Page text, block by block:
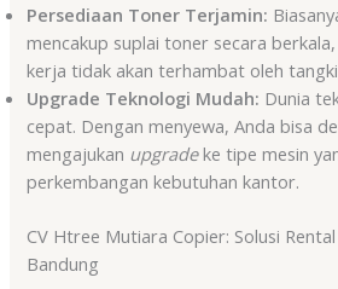
Persediaan Toner Terjamin:
mencakup suplai toner secara
kerja tidak akan terhambat oleh
Upgrade Teknologi Mudah: Dunia
cepat. Dengan menyewa, Anda bisa
mengajukan upgradeke tipe mesin
perkembangan kebutuhan kantor.
CV Htree Mutiara Copier: Solusi
Bandung